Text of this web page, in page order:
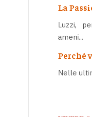
La
Luzzi,
ameni...
Perché
Nelle